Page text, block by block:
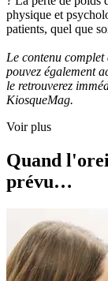
physique et
patients, quel que
Le contenu complet
pouvez également
le retrouverez
KiosqueMag.
Voir plus
Quand
prévu…